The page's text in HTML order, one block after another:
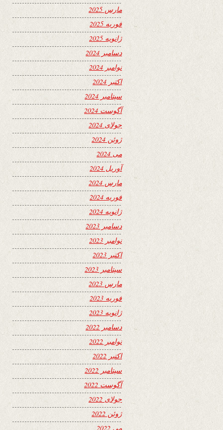
مارس 2025
فوریه 2025
ژانویه 2025
دسامبر 2024
نوامبر 2024
اکتبر 2024
سپتامبر 2024
آگوست 2024
جولای 2024
ژوئن 2024
می 2024
آوریل 2024
مارس 2024
فوریه 2024
ژانویه 2024
دسامبر 2023
نوامبر 2023
اکتبر 2023
سپتامبر 2023
مارس 2023
فوریه 2023
ژانویه 2023
دسامبر 2022
نوامبر 2022
اکتبر 2022
سپتامبر 2022
آگوست 2022
جولای 2022
ژوئن 2022
می 2022